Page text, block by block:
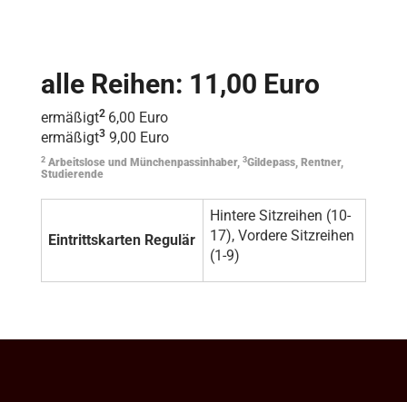
alle Reihen: 11,00 Euro
ermäßigt2 6,00 Euro
ermäßigt3 9,00 Euro
2 Arbeitslose und Münchenpassinhaber, 3Gildepass, Rentner,
Studierende
Eintrittskarten Regulär
Hintere Sitzreihen (10-
17), Vordere Sitzreihen
(1-9)